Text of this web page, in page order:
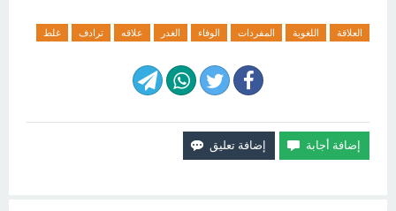
العلاقة اللغوية المفردات الوفاء الغدر علاقه ترادف غلط